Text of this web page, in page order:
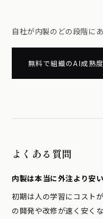
自社が内製のどの段階に
無料で組織のAI成熟
よくある質問
内製は本当に外注より安
初期は人の学習にコスト
の開発や改修が速く安く